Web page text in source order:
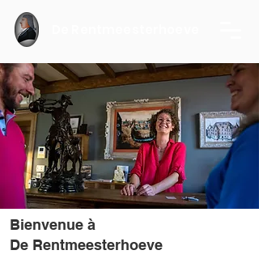
Bienvenue à
De Rentmeesterhoeve